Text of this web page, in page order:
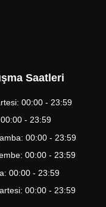
Saatleri
00:00 - 23:59
00:00 - 23:59
00:00 - 23:59
00:00 - 23:59
00:00 - 23:59
00:00 - 23:59